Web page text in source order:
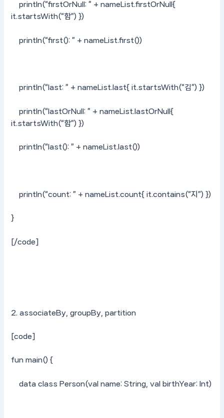
println(“firstOrNull: ” + nameList.firstOrNull{
it.startsWith(“함”) })
println(“first(): ” + nameList.first())
println(“last: ” + nameList.last{ it.startsWith(“김”) })
println(“lastOrNull: ” + nameList.lastOrNull{
it.startsWith(“함”) })
println(“last(): ” + nameList.last())
println(“count: ” + nameList.count{ it.contains(“지”) })
}
[/code]
2. associateBy, groupBy, partition
[code]
fun main() {
data class Person(val name: String, val birthYear: Int)